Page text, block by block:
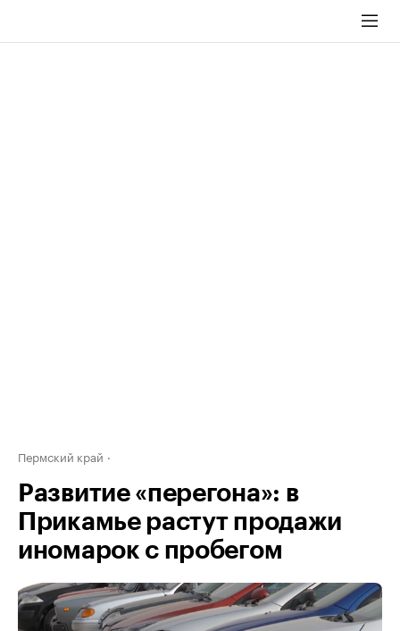
Пермский край
Развитие «перегона»: в
Прикамье растут продажи
иномарок с пробегом